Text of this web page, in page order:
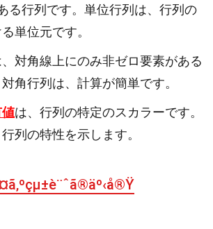
る行列です。単位行列は、行列の
単位元です。
、対角線上にのみ非ゼロ要素がある
角行列は、計算が簡単です。
値は、行列の特定のスカラーです。
列の特性を示します。